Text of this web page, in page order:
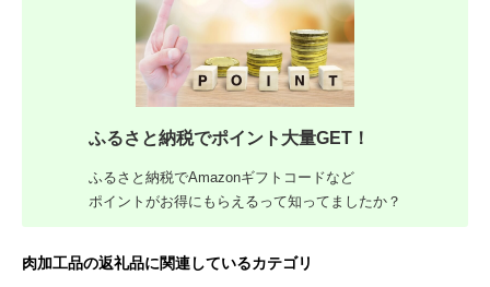
ふるさと納税でポイント大量GET！
ふるさと納税でAmazonギフトコードなど
ポイントがお得にもらえるって知ってましたか？
肉加工品の返礼品に関連しているカテゴリ